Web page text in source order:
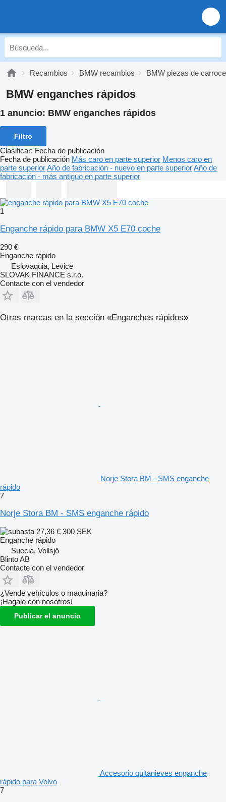
Recambios BMW recambios BMW piezas de
BMW enganches rápidos
1 anuncio: BMW enganches rápidos
Filtro
Clasificar: Fecha de publicación
Fecha de publicación Más caro en parte superior Menos caro en
parte superiorAño de fabricación - nuevo en parte superiorAño de
fabricación - más antiguo en parte superior
1
Enganche rápido para BMW X5 E70 coche
290 €
Enganche rápido
Eslovaquia, Levice
SLOVAK FINANCE s.r.o.
Contacte con el vendedor
Otras marcas en la sección «Enganches rápidos»
Norje Stora BM - SMS enganche
rápido
7
Norje Stora BM - SMS enganche rápido
27,36 € 300 SEK
Enganche rápido
Suecia, Vollsjö
Blinto AB
Contacte con el vendedor
¿Vende vehículos o maquinaria?
¡Hagalo con nosotros!
Publicar el anuncio
Accesorio quitanieves enganche
rápido para Volvo
7